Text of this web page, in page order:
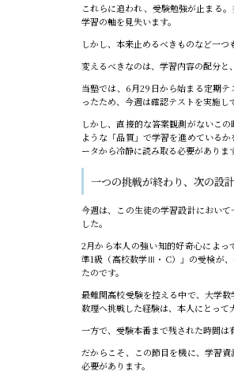
これらに追われ、受験勉強が止まる
学習の軸を見失います。
しかし、本来止めるべきものなど一つ
変えるべきなのは、学習内容の配分と
当塾では、6月29日から始まる定期テ
ったため、今週は確認テストを実施し
しかし、直接的な答案観測がないこ
ような「品質」で学習を進めている
ータから冷静に読み取る必要があります
一つの挑戦が終わり、次の設
今週は、この生徒の学習設計におい
した。
2月から本人の強い知的好奇心によっ
準1級（高校数学Ⅲ・C）」の受検が
たのです。
最難関高校受験を控える中で、大学
数理へ挑戦した経験は、本人にとって
一方で、受験本番まで残された時間は
だからこそ、この節目を機に、学習
必要があります。